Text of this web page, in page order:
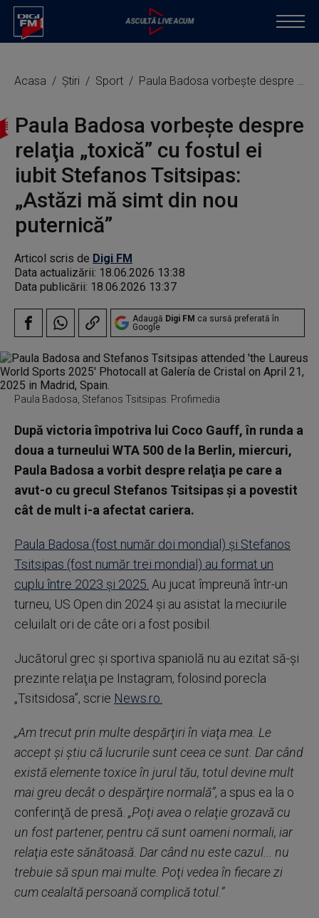
Acasa Știri Sport Paula Badosa vorbeşte despre relaţia „toxică” cu fostul ei iubit Stefanos Tsitsipas: „Astăzi mă simt din nou puternică”
Paula Badosa vorbeşte despre
relaţia „toxică” cu fostul ei
iubit Stefanos Tsitsipas:
„Astăzi mă simt din nou
puternică”
Articol scris de Digi FM
Data actualizării: 18.06.2026 13:38
Data publicării: 18.06.2026 13:37
Adaugă Digi FM ca sursă preferată în
Google
Paula Badosa, Stefanos Tsitsipas. Profimedia
După victoria împotriva lui Coco Gauff, în runda a
doua a turneului WTA 500 de la Berlin, miercuri,
Paula Badosa a vorbit despre relaţia pe care a
avut-o cu grecul Stefanos Tsitsipas şi a povestit
cât de mult i-a afectat cariera.
Paula Badosa (fost număr doi mondial) şi Stefanos
Tsitsipas (fost număr trei mondial) au format un
cuplu între 2023 şi 2025. Au jucat împreună într-un
turneu, US Open din 2024 şi au asistat la meciurile
celuilalt ori de câte ori a fost posibil.
Jucătorul grec şi sportiva spaniolă nu au ezitat să-şi
prezinte relaţia pe Instagram, folosind porecla
„Tsitsidosa”, scrie News.ro.
„Am trecut prin multe despărţiri în viaţa mea. Le
accept şi ştiu că lucrurile sunt ceea ce sunt. Dar când
există elemente toxice în jurul tău, totul devine mult
mai greu decât o despărţire normală”, a spus ea la o
conferinţă de presă. „Poţi avea o relaţie grozavă cu
un fost partener, pentru că sunt oameni normali, iar
relaţia este sănătoasă. Dar când nu este cazul... nu
trebuie să spun mai multe. Poţi vedea în fiecare zi
cum cealaltă persoană complică totul.”